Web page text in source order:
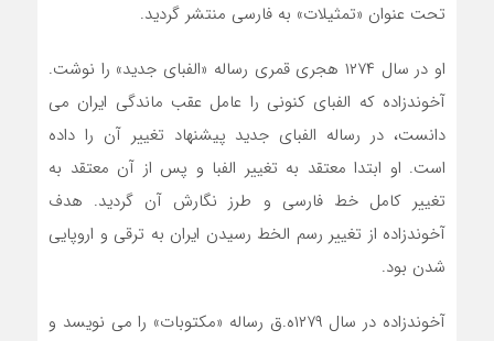
تحت عنوان «تمثیلات» به فارسی منتشر گردید.
او در سال ۱۲۷۴ هجری قمری رساله «الفبای جدید» را نوشت.
آخوندزاده که الفبای کنونی را عامل عقب ماندگی ایران می
دانست، در رساله الفبای جدید پیشنهاد تغییر آن را داده
است. او ابتدا معتقد به تغییر الفبا و پس از آن معتقد به
تغییر کامل خط فارسی و طرز نگارش آن گردید. هدف
آخوندزاده از تغییر رسم الخط رسیدن ایران به ترقی و اروپایی
شدن بود.
آخوندزاده در سال ۱۲۷۹ه.ق رساله «مکتوبات» را می نویسد و